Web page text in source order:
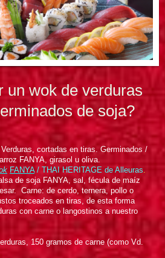
un wok de verduras
de soja?
cortadas en tiras. Germinados /
FANYA, girasol u oliva.
FANYA / THAI HERITAGE de Alleuras.
de soja FANYA, sal, fécula de maíz
Carne: de cerdo, ternera, pollo o
troceados en tiras, de esta forma
con carne o langostinos a nuestro
150 gramos de carne (como Vd.